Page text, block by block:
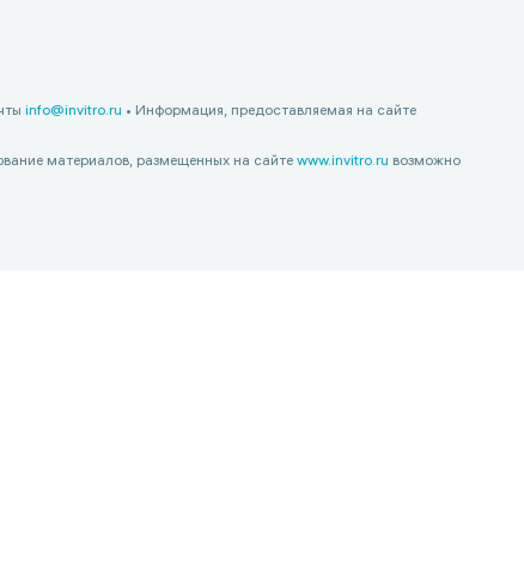
info@invitro.ru • Информация, предоставляемая на сайте
материалов, размещенных на сайте www.invitro.ru возможно